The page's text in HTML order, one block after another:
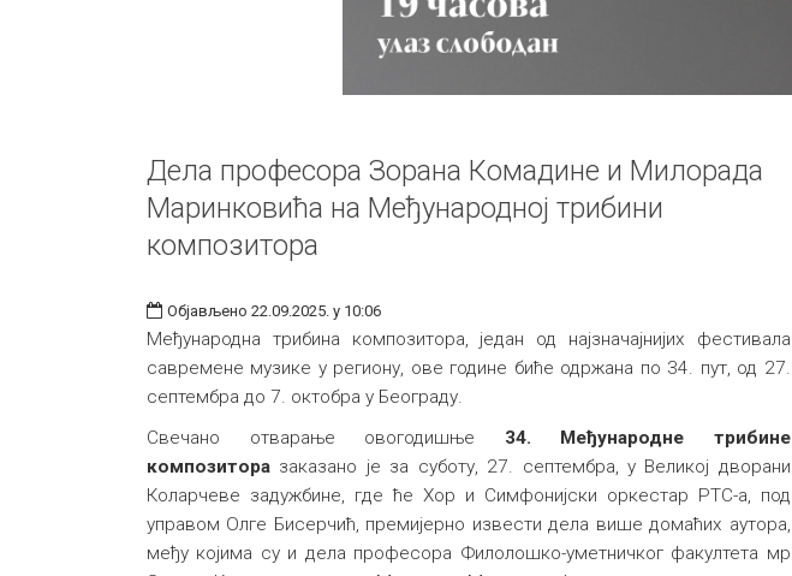
Дела професора Зорана Комадине и Милорада
Маринковића на Међународној трибини
композитора
Објављено 22.09.2025. у 10:06
Међународна трибина композитора, један од најзначајнијих фестивала
савремене музике у региону, ове године биће одржана по 34. пут, од 27.
септембра до 7. октобра у Београду.
Свечано отварање oвогодишњe 34. Међународнe трибинe
композиторa заказано је за суботу, 27. септембра, у Великој дворани
Коларчеве задужбине, где ће Хор и Симфонијски оркестар РТС-а, под
управом Олге Бисерчић, премијерно извести дела више домаћих аутора,
међу којима су и дела професора Филолошко-уметничког факултета мр